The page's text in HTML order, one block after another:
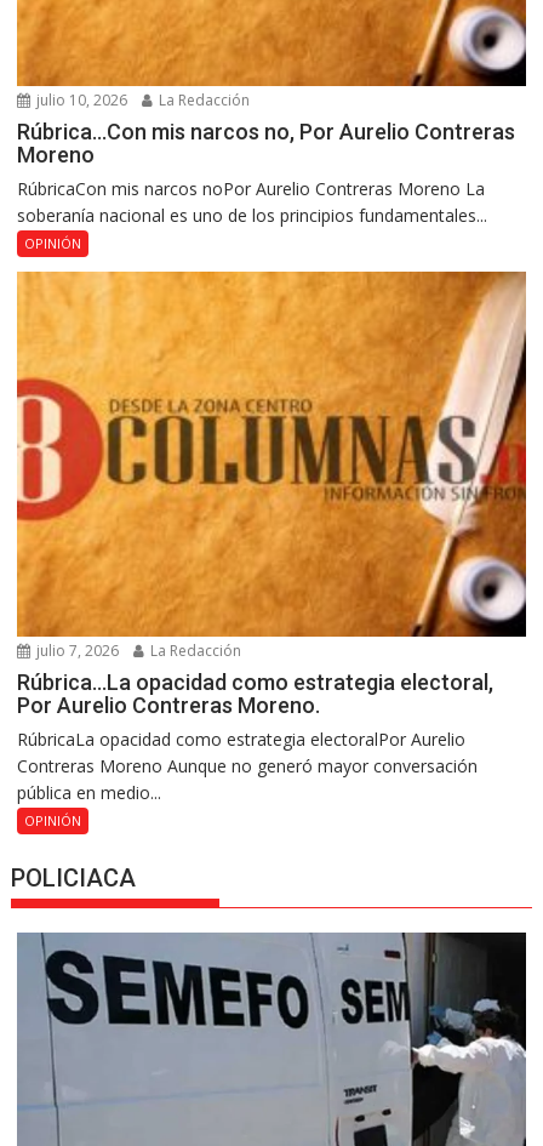
julio 10, 2026 La Redacción
Rúbrica…Con mis narcos no, Por Aurelio Contreras
Moreno
RúbricaCon mis narcos noPor Aurelio Contreras Moreno La
soberanía nacional es uno de los principios fundamentales...
OPINIÓN
julio 7, 2026 La Redacción
Rúbrica…La opacidad como estrategia electoral,
Por Aurelio Contreras Moreno.
RúbricaLa opacidad como estrategia electoralPor Aurelio
Contreras Moreno Aunque no generó mayor conversación
pública en medio...
OPINIÓN
POLICIACA